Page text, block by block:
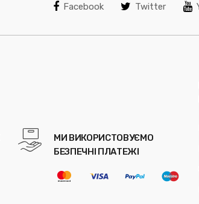
Facebook Twitter
МИ ВИКОРИСТОВУЄМО
БЕЗПЕЧНІ ПЛАТЕЖІ